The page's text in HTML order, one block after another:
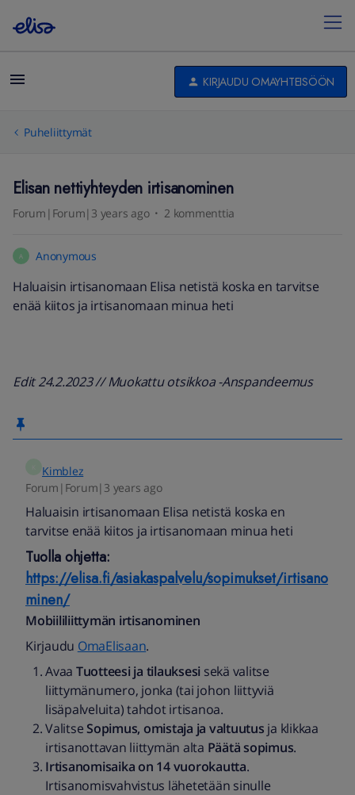
KIRJAUDU OMAYHTEISÖÖN
Puheliittymät
Elisan nettiyhteyden irtisanominen
Forum|Forum|3 years ago 2 kommenttia
A Anonymous
Haluaisin irtisanomaan Elisa netistä koska en tarvitse
enää kiitos ja irtisanomaan minua heti
Edit 24.2.2023 // Muokattu otsikkoa -Anspandeemus
Kimblez
Forum|Forum|3 years ago
Haluaisin irtisanomaan Elisa netistä koska en
tarvitse enää kiitos ja irtisanomaan minua heti
Tuolla ohjetta:
https://elisa.fi/asiakaspalvelu/sopimukset/irtisano
minen/
Mobiililiittymän irtisanominen
Kirjaudu OmaElisaan.
Avaa Tuotteesi ja tilauksesi sekä valitse
liittymänumero, jonka (tai johon liittyviä
lisäpalveluita) tahdot irtisanoa.
ValitseSopimus, omistaja ja valtuutus ja klikkaa
irtisanottavan liittymän alta Päätä sopimus.
Irtisanomisaika on 14 vuorokautta.
Irtisanomisvahvistus lähetetään sinulle